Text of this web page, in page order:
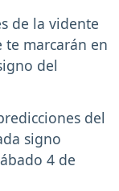
de la vidente
te marcarán en
del
del
signo
4 de